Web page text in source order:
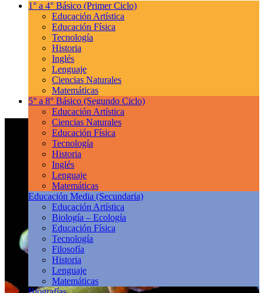
1° a 4° Básico (Primer Ciclo)
Educación Artística
Educación Física
Tecnología
Historia
Inglés
Lenguaje
Ciencias Naturales
Matemáticas
5° a 8° Básico (Segundo Ciclo)
Educación Artística
Ciencias Naturales
Educación Física
Tecnología
Historia
Inglés
Lenguaje
Matemáticas
Educación Media (Secundaria)
Educación Artística
Biología – Ecología
Educación Física
Tecnología
Filosofía
Historia
Lenguaje
Matemáticas